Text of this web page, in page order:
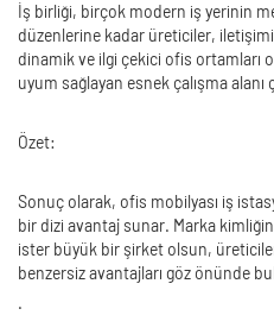
İş birliği, birçok modern iş yerinin
düzenlerine kadar üreticiler, iletişimi
dinamik ve ilgi çekici ofis ortamları
uyum sağlayan esnek çalışma
Özet:
Sonuç olarak, ofis mobilyası iş
bir dizi avantaj sunar. Marka
ister büyük bir şirket olsun,
benzersiz avantajları göz önünde
.